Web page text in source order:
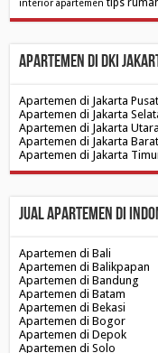
interior apartemen
Apartemen di DKI
Apartemen di Jakarta Pusat
Apartemen di Jakarta
Apartemen di Jakarta Utara
Apartemen di Jakarta Barat
Apartemen di Jakarta
Jual Apartemen di
Apartemen di Bali
Apartemen di Balikpapan
Apartemen di Bandung
Apartemen di Batam
Apartemen di Bekasi
Apartemen di Bogor
Apartemen di Depok
Apartemen di Solo